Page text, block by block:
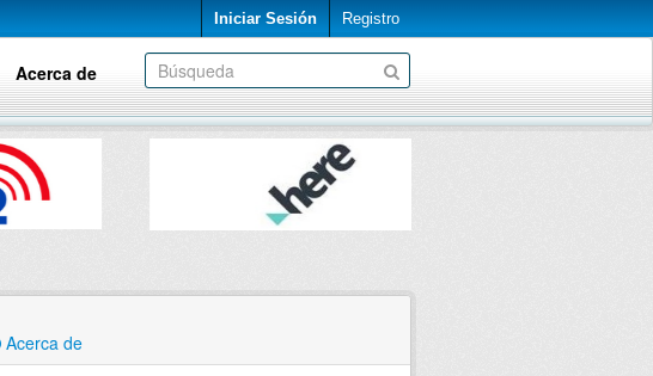
Iniciar Sesión Registro
Acerca de
Acerca de